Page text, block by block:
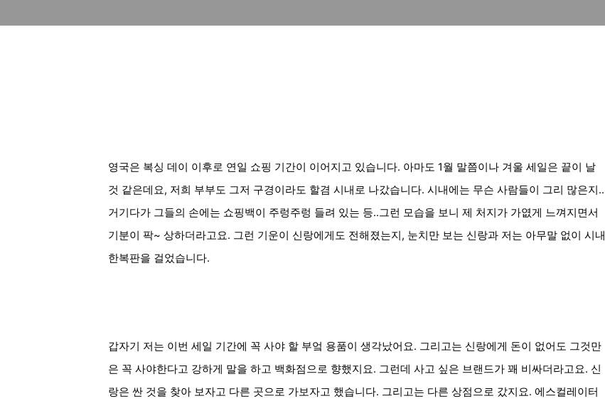
영국은 복싱 데이 이후로 연일 쇼핑 기간이 이어지고 있습니다. 아마도 1월 말쯤이나 겨울 세일은 끝이 날
것 같은데요, 저희 부부도 그저 구경이라도 할겸 시내로 나갔습니다. 시내에는 무슨 사람들이 그리 많은지..
거기다가 그들의 손에는 쇼핑백이 주렁주렁 들려 있는 등..그런 모습을 보니 제 처지가 가엾게 느껴지면서
기분이 팍~ 상하더라고요. 그런 기운이 신랑에게도 전해졌는지, 눈치만 보는 신랑과 저는 아무말 없이 시내
한복판을 걸었습니다.
갑자기 저는 이번 세일 기간에 꼭 사야 할 부엌 용품이 생각났어요. 그리고는 신랑에게 돈이 없어도 그것만
은 꼭 사야한다고 강하게 말을 하고 백화점으로 향했지요. 그런데 사고 싶은 브랜드가 꽤 비싸더라고요. 신
랑은 싼 것을 찾아 보자고 다른 곳으로 가보자고 했습니다. 그리고는 다른 상점으로 갔지요. 에스컬레이터